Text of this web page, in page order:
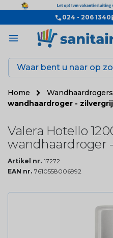
024 - 206 1340
Home Wandhaardrogers
wandhaardroger -
Valera Hotello
wandhaardroger
Artikel nr. 17272
EAN nr. 7610558006992